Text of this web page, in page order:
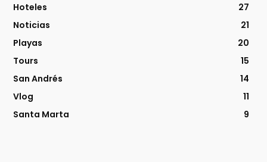
Hoteles
27
Noticias
21
Playas
20
Tours
15
San Andrés
14
Vlog
11
Santa Marta
9